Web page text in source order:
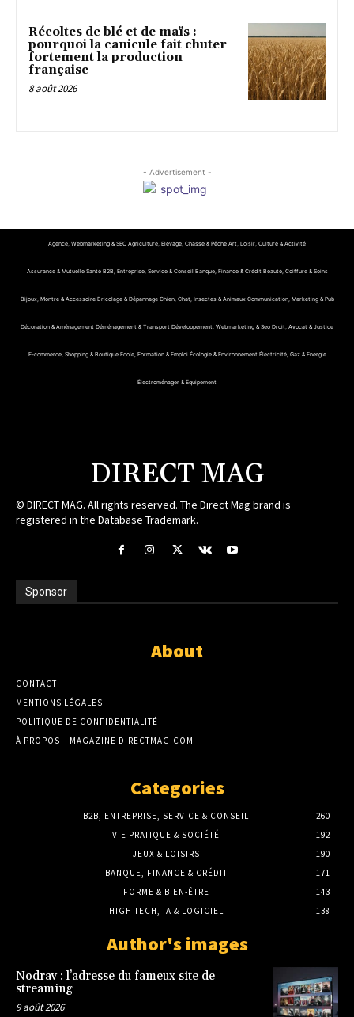
Récoltes de blé et de maïs :
pourquoi la canicule fait chuter
fortement la production
française
8 août 2026
- Advertisement -
Agence, Webmarketing & SEO Agriculture, Elevage, Chasse & Pêche Art, Loisir, Culture & Activité
Assurance & Mutuelle Santé B2B, Entreprise, Service & Conseil Banque, Finance & Crédit Beauté, Coiffure & Soins
Bijoux, Montre & Accessoire Bricolage & Dépannage Chien, Chat, Insectes & Animaux Communication, Marketing & Pub
Décoration & Aménagement Déménagement & Transport Développement, Webmarketing & Seo Droit, Avocat & Justice
E-commerce, Shopping & Boutique Ecole, Formation & Emploi Écologie & Environnement Électricité, Gaz & Energie
Électroménager & Equipement
DIRECT MAG
© DIRECT MAG. All rights reserved. The Direct Mag brand is
registered in the Database Trademark.
Sponsor
About
CONTACT
MENTIONS LÉGALES
POLITIQUE DE CONFIDENTIALITÉ
À PROPOS – MAGAZINE DIRECTMAG.COM
Categories
B2B, ENTREPRISE, SERVICE & CONSEIL
260
VIE PRATIQUE & SOCIÉTÉ
192
JEUX & LOISIRS
190
BANQUE, FINANCE & CRÉDIT
171
FORME & BIEN-ÊTRE
143
HIGH TECH, IA & LOGICIEL
138
Author's images
Nodrav : l’adresse du fameux site de
streaming
9 août 2026